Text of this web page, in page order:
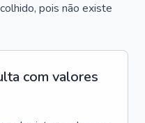
pois não existe
com valores